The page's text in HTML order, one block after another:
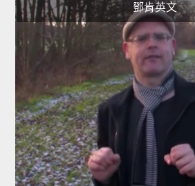
鄧肯英文